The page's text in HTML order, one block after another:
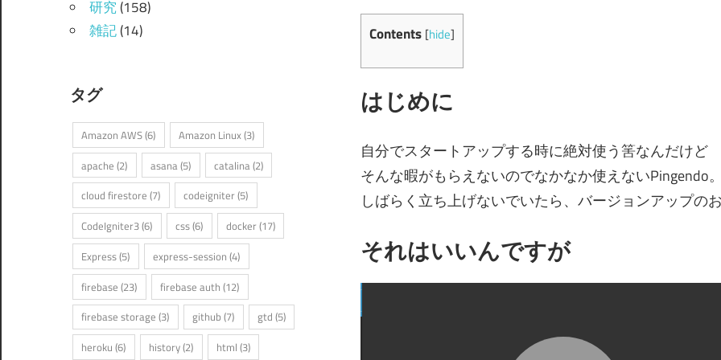
Contents [hide]
はじめに
自分でスタートアップする時に絶対使う筈なんだけど
そんな暇がもらえないのでなかなか使えないPingendo。
しばらく立ち上げないでいたら、バージョンアップの
それはいいんですが
研究(158)
雑記(14)
タグ
Amazon AWS(6) Amazon Linux(3)
apache (2) asana (5) catalina (2)
cloud firestore (7) codeigniter (5)
CodeIgniter3(6) css(6) docker (17)
Express(5) express-session (4)
firebase (23) firebase auth (12)
firebase storage (3) github (7) gtd (5)
heroku (6) history(2) html (3)